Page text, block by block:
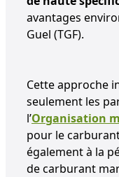
avantages
Guel (TGF).
Cette approche
seulement les
l’Organisation
pour le
également à la
de carburant